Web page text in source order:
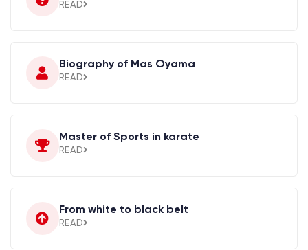
READ
Biography of Mas Oyama
READ
Master of Sports in karate
READ
From white to black belt
READ